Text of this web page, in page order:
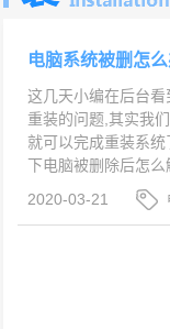
电脑系统被删怎
这几天小编在后台
重装的问题,其实我
就可以完成重装系
下电脑被删除后怎么
2020-03-21
装